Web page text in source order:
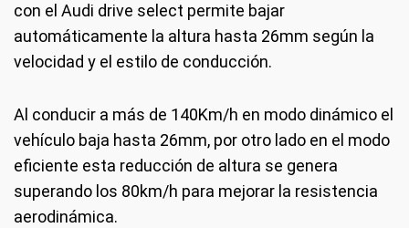
con el Audi drive select permite bajar
automáticamente la altura hasta 26mm según la
velocidad y el estilo de conducción.
Al conducir a más de 140Km/h en modo dinámico el
vehículo baja hasta 26mm, por otro lado en el modo
eficiente esta reducción de altura se genera
superando los 80km/h para mejorar la resistencia
aerodinámica.